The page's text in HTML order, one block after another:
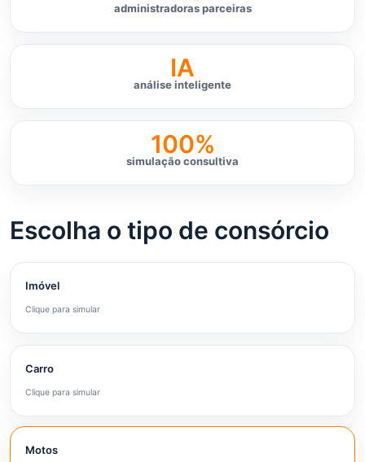
administradoras parceiras
IA
análise inteligente
100%
simulação consultiva
Escolha o tipo de consórcio
Imóvel
Clique para simular
Carro
Clique para simular
Motos